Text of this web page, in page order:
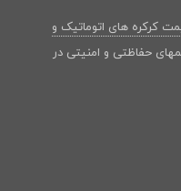
کرکره های اتوماتیک و
حفاظتی و امنیتی در